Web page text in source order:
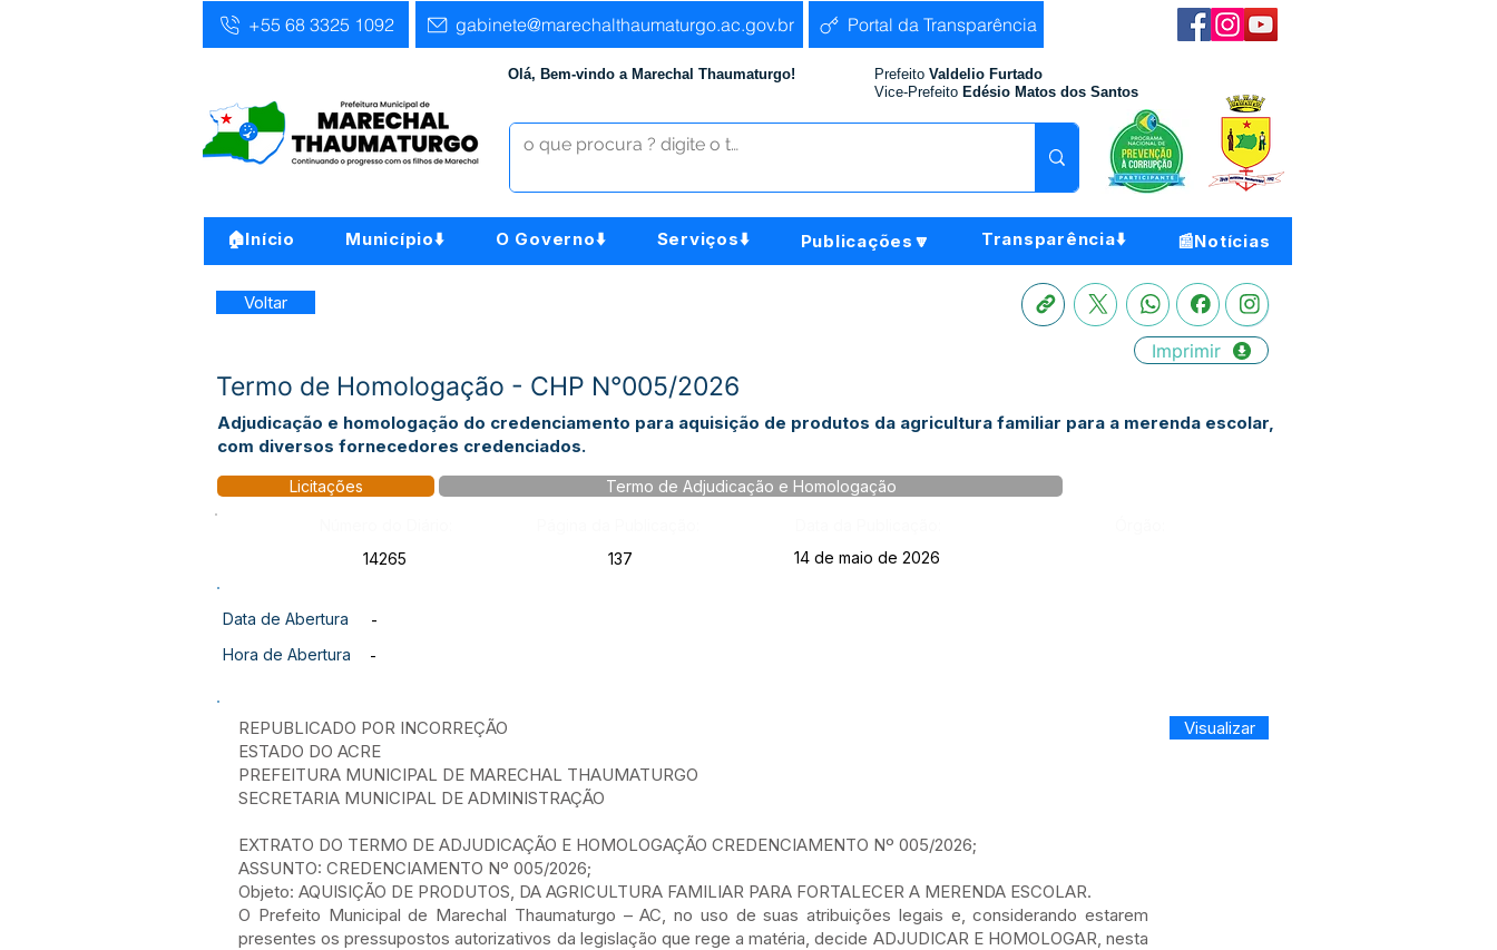
+55 68 3325 1092 gabinete@marechalthaumaturgo.ac.gov.br Portal da Transparência
Olá, Bem-vindo a Marechal Thaumaturgo! Prefeito Valdelio Furtado
Vice-Prefeito Edésio Matos dos Santos
🏠Início Município⬇️ O Governo⬇️ Serviços⬇️ Publicações🔽 Transparência⬇️ 📰Notícias
Voltar
Imprimir
Termo de Homologação - CHP N°005/2026
Adjudicação e homologação do credenciamento para aquisição de produtos da agricultura familiar para a merenda escolar,
com diversos fornecedores credenciados.
Licitações Termo de Adjudicação e Homologação
14265
137 14 de maio de 2026
Data de Abertura
-
Hora de Abertura
-
REPUBLICADO POR INCORREÇÃO
ESTADO DO ACRE
PREFEITURA MUNICIPAL DE MARECHAL THAUMATURGO
SECRETARIA MUNICIPAL DE ADMINISTRAÇÃO
EXTRATO DO TERMO DE ADJUDICAÇÃO E HOMOLOGAÇÃO CREDENCIAMENTO Nº 005/2026;
ASSUNTO: CREDENCIAMENTO Nº 005/2026;
Objeto: AQUISIÇÃO DE PRODUTOS, DA AGRICULTURA FAMILIAR PARA FORTALECER A MERENDA ESCOLAR.
O Prefeito Municipal de Marechal Thaumaturgo – AC, no uso de suas atribuições legais e, considerando estarem
presentes os pressupostos autorizativos da legislação que rege a matéria, decide ADJUDICAR E HOMOLOGAR, nesta
Visualizar